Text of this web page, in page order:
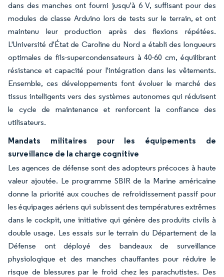
dans des manches ont fourni jusqu'à 6 V, suffisant pour des
modules de classe Arduino lors de tests sur le terrain, et ont
maintenu leur production après des flexions répétées.
L'Université d'État de Caroline du Nord a établi des longueurs
optimales de fils-supercondensateurs à 40-60 cm, équilibrant
résistance et capacité pour l'intégration dans les vêtements.
Ensemble, ces développements font évoluer le marché des
tissus intelligents vers des systèmes autonomes qui réduisent
le cycle de maintenance et renforcent la confiance des
utilisateurs.
Mandats militaires pour les équipements de
surveillance de la charge cognitive
Les agences de défense sont des adopteurs précoces à haute
valeur ajoutée. Le programme SBIR de la Marine américaine
donne la priorité aux couches de refroidissement passif pour
les équipages aériens qui subissent des températures extrêmes
dans le cockpit, une initiative qui génère des produits civils à
double usage. Les essais sur le terrain du Département de la
Défense ont déployé des bandeaux de surveillance
physiologique et des manches chauffantes pour réduire le
risque de blessures par le froid chez les parachutistes. Des